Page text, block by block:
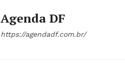
Agenda DF
https://agendadf.com.br/